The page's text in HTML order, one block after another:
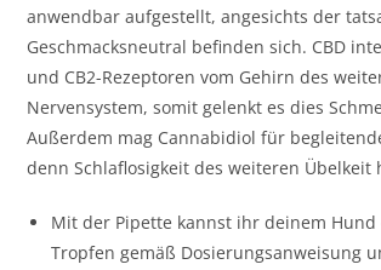
anwendbar aufgestellt, angesichts der
Geschmacksneutral befinden sich. CBD
und CB2-Rezeptoren vom Gehirn des
Nervensystem, somit gelenkt es dies
Außerdem mag Cannabidiol für
denn Schlaflosigkeit des weiteren Übelkeit
Mit der Pipette kannst ihr deinem Hund
Tropfen gemäß Dosierungsanweisung